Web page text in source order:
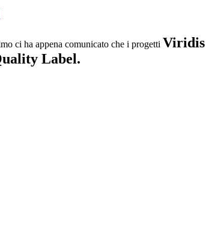
ci ha appena comunicato che i progetti Viridis
Label.